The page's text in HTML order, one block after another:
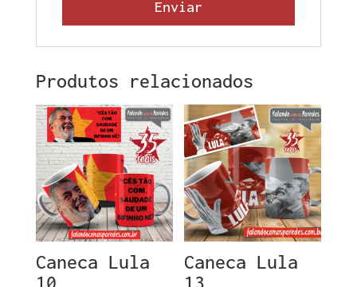
Produtos relacionados
Caneca Lula
10
Caneca Lula
13